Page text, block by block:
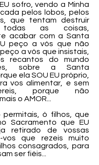
sofro, vendo a Minha
pelos lobos, pelos
que tentam destruir
as coisas,
acabar com a Santa
peço a vós que não
a vós que insistais,
recantos do mundo
sobre a Santa
ela SOU EU próprio,
vos alimentar, e sem
porque não
o AMOR...
permitais, ó filhos, que
Sacramento que EU
retirado de vossas
vos que rezeis muito
consagrados, para
ser fiéis...